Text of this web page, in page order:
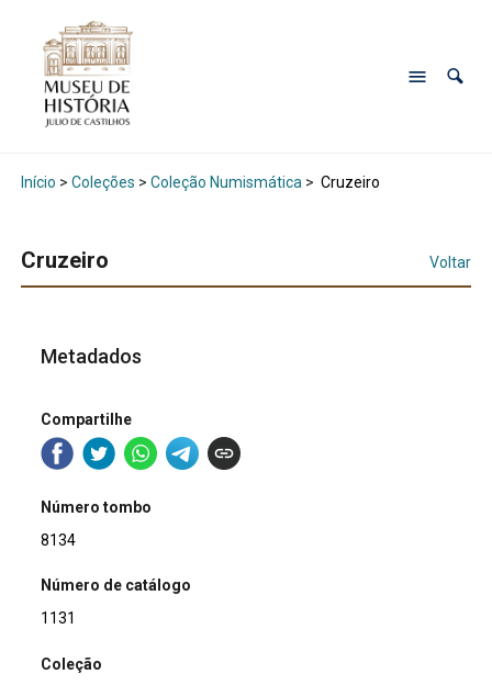
Início > Coleções > Coleção Numismática > Cruzeiro
Cruzeiro Voltar
Metadados
Compartilhe
Número tombo
8134
Número de catálogo
1131
Coleção